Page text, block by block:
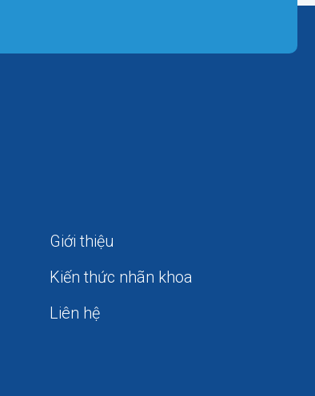
Giới thiệu
Kiến thức nhãn khoa
Liên hệ